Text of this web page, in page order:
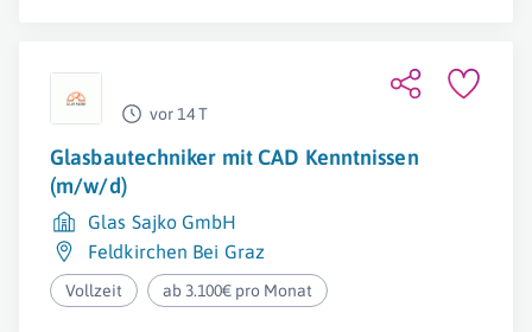
vor 14 T
Glasbautechniker mit CAD Kenntnissen
(m/w/d)
Glas Sajko GmbH
Feldkirchen Bei Graz
Vollzeit ab 3.100€ pro Monat